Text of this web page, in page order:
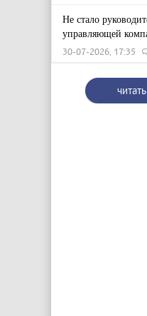
Не стало
управляющей
30-07-2026, 17:35